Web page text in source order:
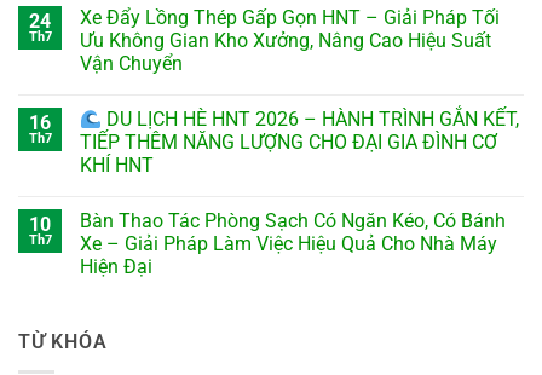
24
Th7
Xe Đẩy Lồng Thép Gấp Gọn HNT – Giải Pháp Tối
Ưu Không Gian Kho Xưởng, Nâng Cao Hiệu Suất
Vận Chuyển
16
Th7
DU LỊCH HÈ HNT 2026 – HÀNH TRÌNH GẮN KẾT,
TIẾP THÊM NĂNG LƯỢNG CHO ĐẠI GIA ĐÌNH CƠ
KHÍ HNT
10
Th7
Bàn Thao Tác Phòng Sạch Có Ngăn Kéo, Có Bánh
Xe – Giải Pháp Làm Việc Hiệu Quả Cho Nhà Máy
Hiện Đại
TỪ KHÓA